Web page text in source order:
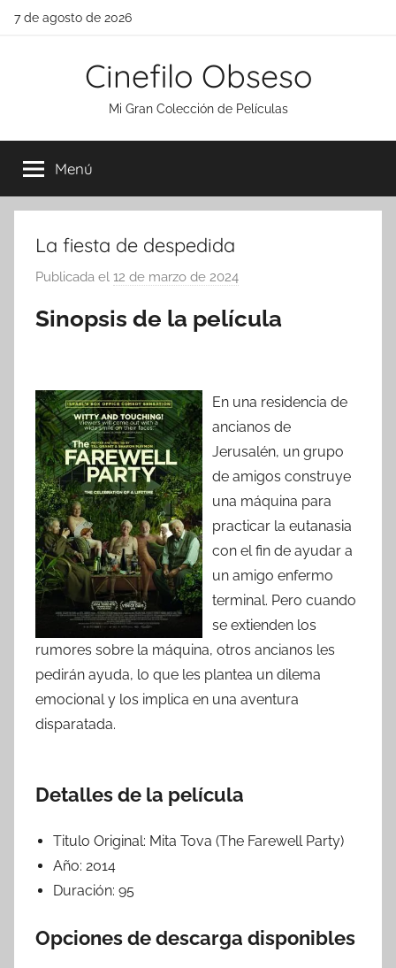
Saltar
7 de agosto de 2026
Cinefilo Obseso
Mi Gran Colección de Películas
Menú
La fiesta de despedida
Publicada el 12 de marzo de 2024
r
Sinopsis de la película
En una residencia de
ancianos de
Jerusalén, un grupo
de amigos construye
una máquina para
practicar la eutanasia
con el fin de ayudar a
un amigo enfermo
terminal. Pero cuando
se extienden los
rumores sobre la máquina, otros ancianos les
pedirán ayuda, lo que les plantea un dilema
emocional y los implica en una aventura
disparatada.
Detalles de la película
Titulo Original: Mita Tova (The Farewell Party)
Año: 2014
Duración: 95
Opciones de descarga disponibles